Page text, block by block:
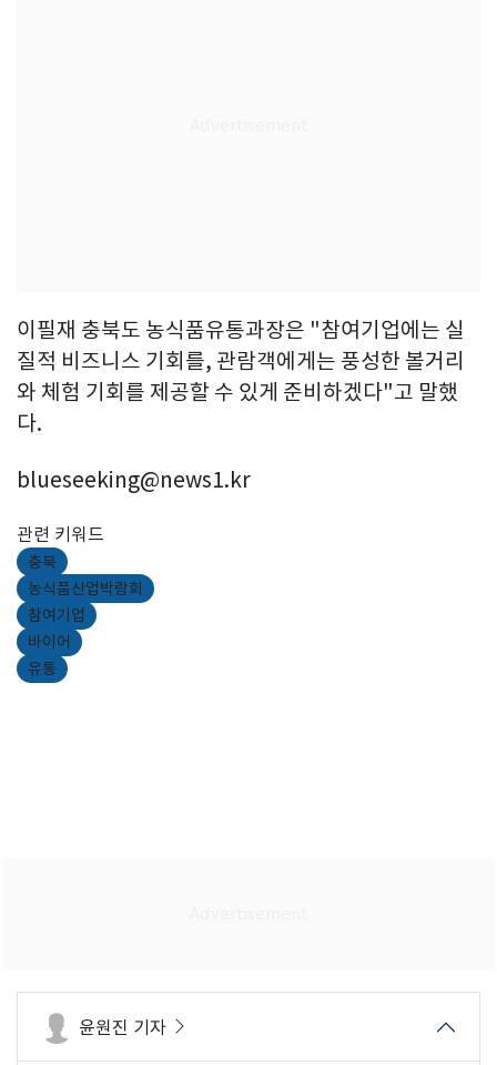
이필재 충북도 농식품유통과장은 "참여기업에는 실
질적 비즈니스 기회를, 관람객에게는 풍성한 볼거리
와 체험 기회를 제공할 수 있게 준비하겠다"고 말했
다.
blueseeking@news1.kr
관련 키워드
충북
농식품산업박람회
참여기업
바이어
유통
윤원진 기자